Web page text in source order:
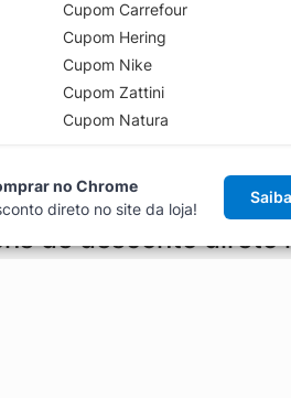
Cupom Carrefour
Cupom Hering
Cupom Nike
Cupom Zattini
Cupom Natura
de desconto direto
no Chrome
direto no site da loja!